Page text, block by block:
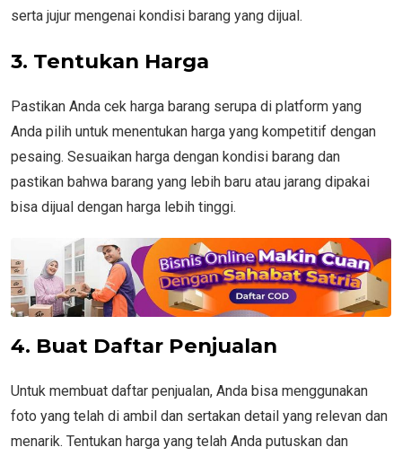
serta jujur mengenai kondisi barang yang dijual.
3. Tentukan Harga
Pastikan Anda cek harga barang serupa di platform yang
Anda pilih untuk menentukan harga yang kompetitif dengan
pesaing. Sesuaikan harga dengan kondisi barang dan
pastikan bahwa barang yang lebih baru atau jarang dipakai
bisa dijual dengan harga lebih tinggi.
4. Buat Daftar Penjualan
Untuk membuat daftar penjualan, Anda bisa menggunakan
foto yang telah di ambil dan sertakan detail yang relevan dan
menarik. Tentukan harga yang telah Anda putuskan dan